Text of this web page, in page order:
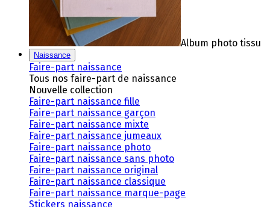
Album photo tissu
Naissance
Faire-part naissance
Tous nos faire-part de naissance
Nouvelle collection
Faire-part naissance fille
Faire-part naissance garçon
Faire-part naissance mixte
Faire-part naissance jumeaux
Faire-part naissance photo
Faire-part naissance sans photo
Faire-part naissance original
Faire-part naissance classique
Faire-part naissance marque-page
Stickers naissance